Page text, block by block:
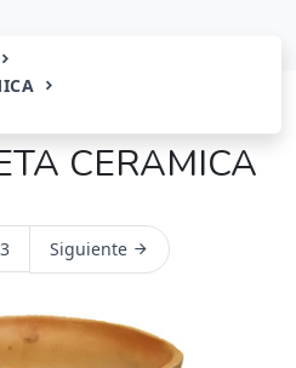
CERAMICA
3 Siguiente